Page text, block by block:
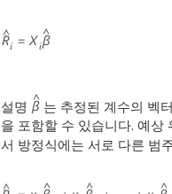
설명
는 추정된 계수의 벡
을 포함할 수 있습니다. 예상
서 방정식에는 서로 다른 범